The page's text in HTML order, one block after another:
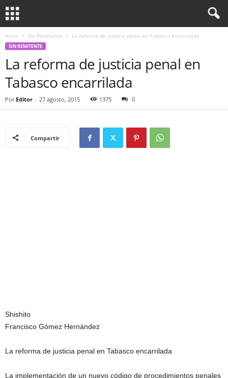
Inicio Sin Remitente La reforma de justicia penal en Tabasco encarrilada
SIN REMITENTE
La reforma de justicia penal en
Tabasco encarrilada
Por Editor - 27 agosto, 2015 1375 0
Compartir
Shishito
Francisco Gómez Hernández
La reforma de justicia penal en Tabasco encarrilada
La implementación de un nuevo código de procedimientos penales